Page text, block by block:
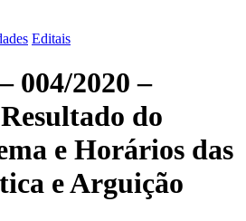
Editais
004/2020 –
do
e Horários das
e Arguição